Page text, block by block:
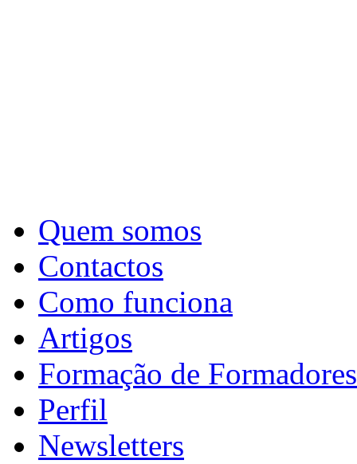
Quem somos
Contactos
Como funciona
Artigos
Formação de Formadores
Perfil
Newsletters